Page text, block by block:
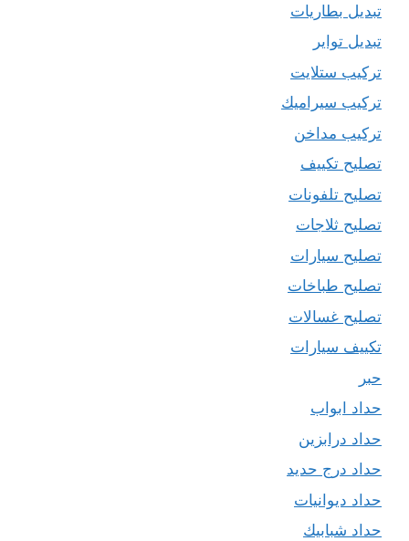
تبديل بطاريات
تبديل تواير
تركيب ستلايت
تركيب سيراميك
تركيب مداخن
تصليح تكييف
تصليح تلفونات
تصليح ثلاجات
تصليح سيارات
تصليح طباخات
تصليح غسالات
تكييف سيارات
حبر
حداد ابواب
حداد درابزين
حداد درج حديد
حداد ديوانيات
حداد شبابيك